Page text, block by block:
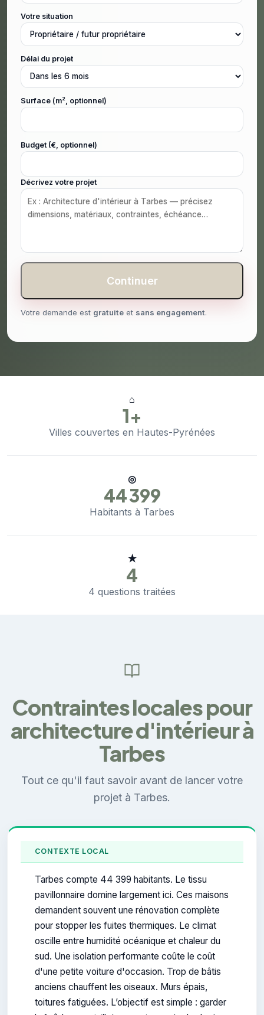
Votre situation
Délai du projet
Surface (m², optionnel)
Budget (€, optionnel)
Décrivez votre projet
Continuer
Votre demande est gratuite et sans engagement.
⌂
1+
Villes couvertes en Hautes-Pyrénées
◎
44 399
Habitants à Tarbes
★
4
4 questions traitées
Contraintes locales pour
architecture d'intérieur à
Tarbes
Tout ce qu'il faut savoir avant de lancer votre
projet à Tarbes.
CONTEXTE LOCAL
Tarbes compte 44 399 habitants. Le tissu
pavillonnaire domine largement ici. Ces maisons
demandent souvent une rénovation complète
pour stopper les fuites thermiques. Le climat
oscille entre humidité océanique et chaleur du
sud. Une isolation performante coûte le coût
d'une petite voiture d'occasion. Trop de bâtis
anciens chauffent les oiseaux. Murs épais,
toitures fatiguées. L’objectif est simple : garder